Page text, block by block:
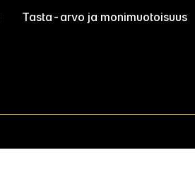
Tasta-arvo ja monimuotoisuus